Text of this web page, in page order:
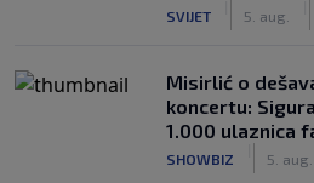
SVIJET 5. aug.
Misirlić o
koncertu:
1.000 ulaznica
SHOWBIZ 5. aug.